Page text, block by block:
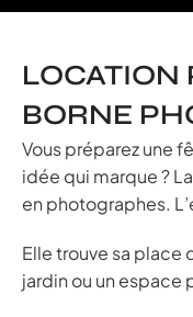
LOCATION
BORNE
Vous préparez une
idée qui marque ? La
en photographes.
Elle trouve sa place
jardin ou un espace